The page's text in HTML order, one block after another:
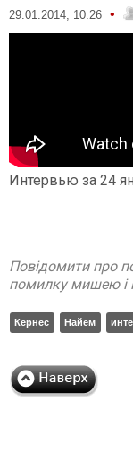
29.01.2014, 10:26 •
Интервью за 24
Повідомити про
помилку мишею і
Кернес Найем